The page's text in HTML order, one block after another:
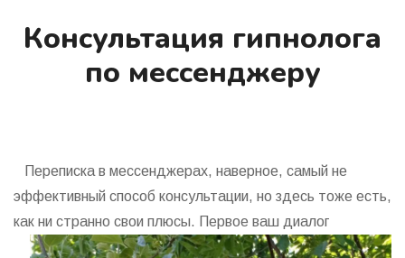
Консультация гипнолога
по мессенджеру
Переписка в мессенджерах, наверное, самый не
эффективный способ консультации, но здесь тоже есть,
как ни странно свои плюсы. Первое ваш диалог